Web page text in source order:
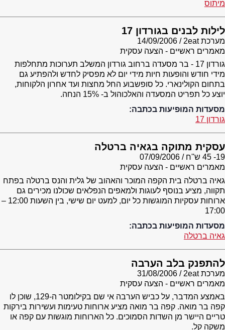
מיתוס
לילות לבנים בגורדון 17
מערכת 2eat
14/09/2006
מאמרים ראשיים - הצעה עסקית
גורדון 17 - בר מסעדה ברחוב גורדון המשלב תערוכות מתחלפות
מידי חודש והופעות חיות מידי יום לא מפסיק לחדש ולהפתיע גם
בתחום הקולינארי. כל סופשבוע החל מחצות ועד אחרון הלקוחות,
יוצע כל תפריט המסעדה והאלכוהול ב- 15% הנחה.
מסעדות המופיעות בכתבה:
גורדון 17
עסקית מתוקה בגאיה ברטלה
19- 45 ש''ח
07/09/2006
מאמרים ראשיים - הצעה עסקית
גאיה ברטלה בית הקפה המוכר והאהוב של גלית והנס ברטלה בפתח
תקווה, מציע בנוסף לעוגות ולמאפים הנפלאים שכולנו מכירים גם
ארוחות עסקיות המוגשות כל יום, למעט יום שישי, בין השעות 12:00 –
17:00
מסעדות המופיעות בכתבה:
גאיה ברטלה
להתפנק בלב הערבה
מערכת 2eat
31/08/2006
מאמרים ראשיים - הצעה עסקית
באמצע המדבר, על כביש הערבה אי שם בקילומטר ה-129, שוכן לו
קפה בר מואה. קפה בר מואה מציע ארוחות טעימות ועשירות בירקות
טריים היישר מן השדות הסמוכים. כל הארוחות מוגשות עם קפה או
משקה קל.